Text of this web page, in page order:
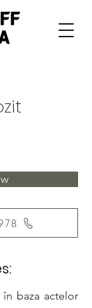
baza actelor